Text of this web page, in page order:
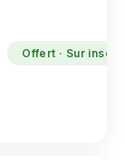
Offert · Sur